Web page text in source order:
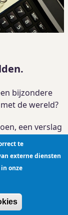
bijzondere
de wereld?
een verslag
te
externe diensten
onze